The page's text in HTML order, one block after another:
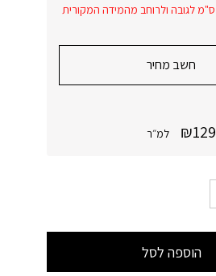
חובה להוסיף 10 ס"מ לגובה ולרוחב מהמידה המקורית
חשב מחיר
₪129 למ״ר
הוספה לסל